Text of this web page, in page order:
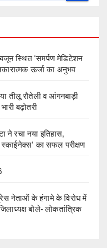
स्थित ‘समर्पण मेडिटेशन
ऊर्जा का अनुभव
तीलू रौतेली व आंगनबाड़ी
बढ़ोतरी
ने रचा नया इतिहास,
स्काईनेक्स’ का सफल परीक्षण
नेताओं के हंगामे के विरोध में
बोले- लोकतांत्रिक